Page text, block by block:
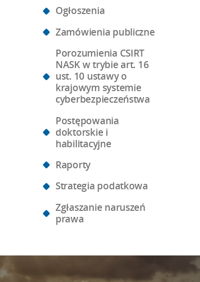
Ogłoszenia
Zamówienia publiczne
Porozumienia CSIRT
NASK w trybie art. 16
ust. 10 ustawy o
krajowym systemie
cyberbezpieczeństwa
Postępowania
doktorskie i
habilitacyjne
Raporty
Strategia podatkowa
Zgłaszanie naruszeń
prawa